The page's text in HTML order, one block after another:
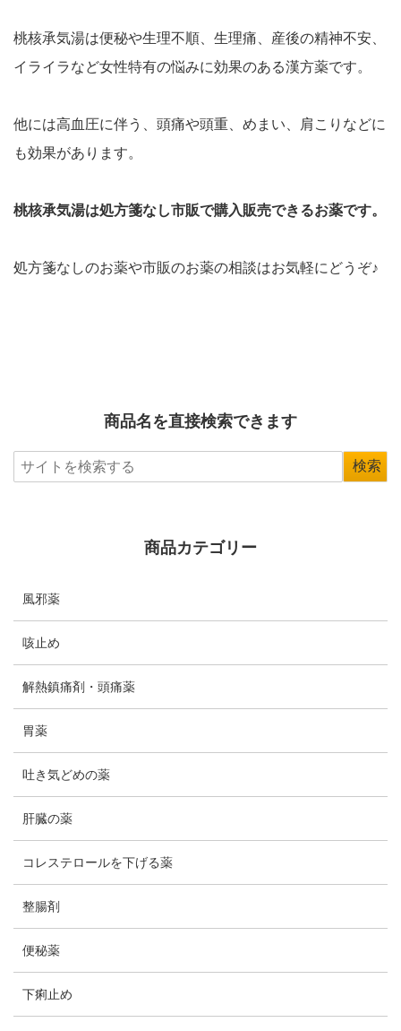
桃核承気湯は便秘や生理不順、生理痛、産後の精神不安、
イライラなど女性特有の悩みに効果のある漢方薬です。
他には高血圧に伴う、頭痛や頭重、めまい、肩こりなどに
も効果があります。
桃核承気湯は処方箋なし市販で購入販売できるお薬です。
処方箋なしのお薬や市販のお薬の相談はお気軽にどうぞ♪
商品名を直接検索できます
商品カテゴリー
風邪薬
咳止め
解熱鎮痛剤・頭痛薬
胃薬
吐き気どめの薬
肝臓の薬
コレステロールを下げる薬
整腸剤
便秘薬
下痢止め